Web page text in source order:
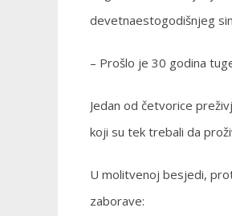
devetnaestogodišnjeg
– Prošlo je 30 godina
Jedan od četvorice
koji su tek trebali da
U molitvenoj besjedi,
zaborave: